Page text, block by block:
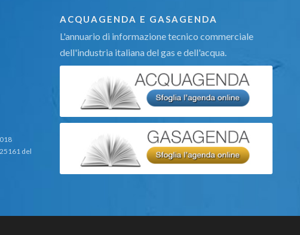
del
ACQUAGENDA E GASAGENDA
L'annuario di informazione tecnico commerciale
dell'industria italiana del gas e dell'acqua.